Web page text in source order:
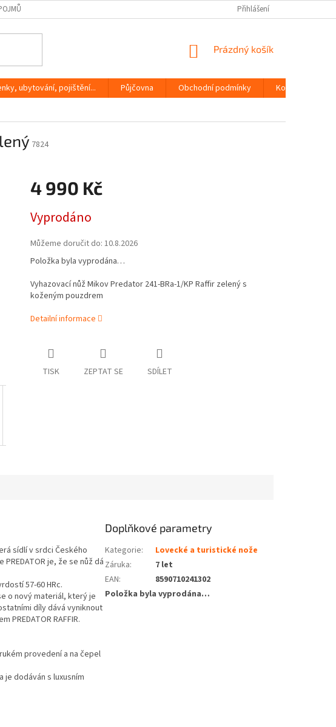
Přihlášení
NÁKUPNÍ
Prázdný košík
ubytování, pojištění... Půjčovna Obchodní podmínky
Kontakty
7824
4 990 Kč
cena:
Vyprodáno
Můžeme doručit do: 10.8.2026
Položka byla vyprodána…
Vyhazovací nůž Mikov Predator 241-BRa-1/KP Raffir zelený s
koženým pouzdrem
Detailní informace
TISK ZEPTAT SE SDÍLET
sídlí v srdci Českého
je, že se nůž dá
57-60 HRc.
o nový materiál, který je
díly dává vyniknout
RAFFIR.
provedení a na čepel
je dodáván s luxusním
Doplňkové parametry
Kategorie:
Lovecké a turistické nože
Záruka:
7 let
EAN:
8590710241302
Položka byla vyprodána…